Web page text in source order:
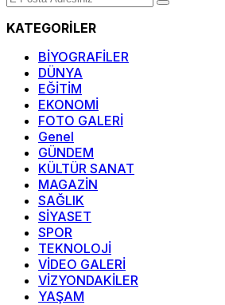
KATEGORİLER
BİYOGRAFİLER
DÜNYA
EĞİTİM
EKONOMİ
FOTO GALERİ
Genel
GÜNDEM
KÜLTÜR SANAT
MAGAZİN
SAĞLIK
SİYASET
SPOR
TEKNOLOJİ
VİDEO GALERİ
VİZYONDAKİLER
YAŞAM